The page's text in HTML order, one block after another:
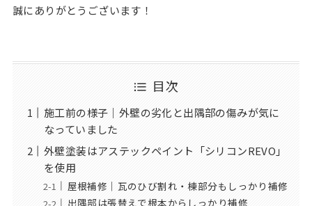
誠にありがとうございます！
目次
施工前の様子｜外壁の劣化と出隅部の傷みが気に
なっていました
外壁塗装はアステックペイント「シリコンREVO」
を使用
屋根補修｜瓦のひび割れ・棟部分もしっかり補修
出隅部は張替えで根本からしっかり補修